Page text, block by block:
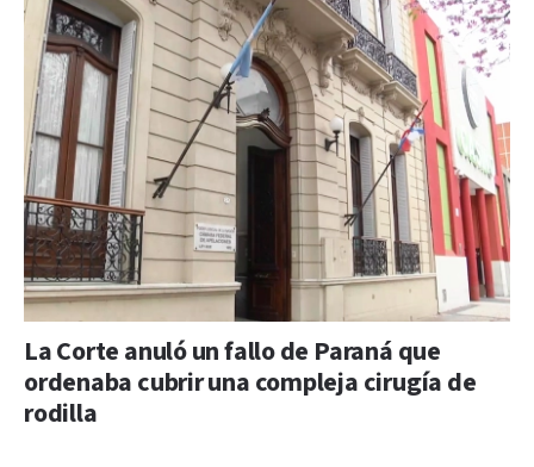
La Corte anuló un fallo de Paraná que
ordenaba cubrir una compleja cirugía de
rodilla